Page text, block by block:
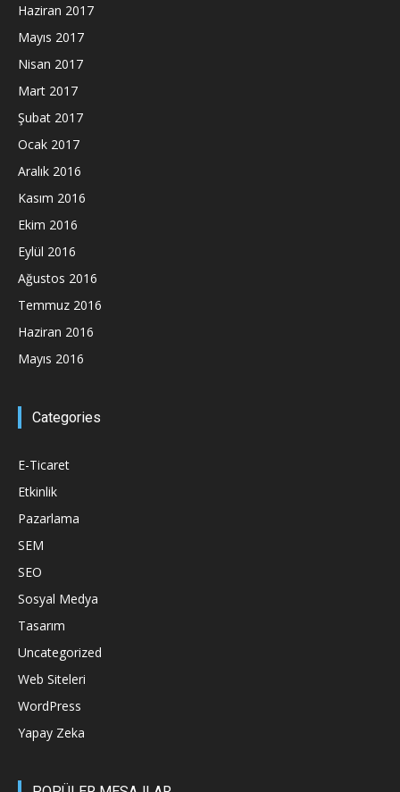
Haziran 2017
Mayıs 2017
Nisan 2017
Mart 2017
Şubat 2017
Ocak 2017
Aralık 2016
Kasım 2016
Ekim 2016
Eylül 2016
Ağustos 2016
Temmuz 2016
Haziran 2016
Mayıs 2016
Categories
E-Ticaret
Etkinlik
Pazarlama
SEM
SEO
Sosyal Medya
Tasarım
Uncategorized
Web Siteleri
WordPress
Yapay Zeka